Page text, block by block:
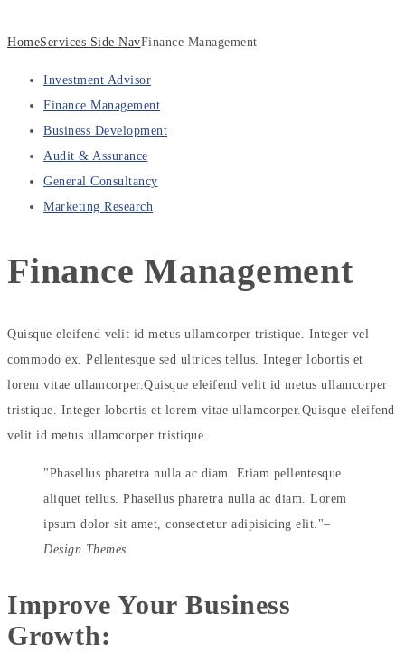
HomeServices Side NavFinance Management
Investment Advisor
Finance Management
Business Development
Audit & Assurance
General Consultancy
Marketing Research
Finance Management
Quisque eleifend velit id metus ullamcorper tristique. Integer vel
commodo ex. Pellentesque sed ultrices tellus. Integer lobortis et
lorem vitae ullamcorper.Quisque eleifend velit id metus ullamcorper
tristique. Integer lobortis et lorem vitae ullamcorper.Quisque eleifend
velit id metus ullamcorper tristique.
Phasellus pharetra nulla ac diam. Etiam pellentesque
aliquet tellus. Phasellus pharetra nulla ac diam. Lorem
ipsum dolor sit amet, consectetur adipisicing elit. –
Design Themes
Improve Your Business
Growth: